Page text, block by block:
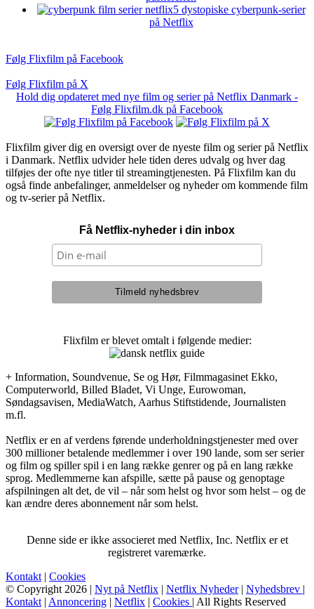
5 dystopiske cyberpunk-serier
på Netflix
Følg Flixfilm på Facebook
Følg Flixfilm på X
Hold dig opdateret med nye film og serier på Netflix Danmark -
Følg Flixfilm.dk på Facebook
Flixfilm giver dig en oversigt over de nyeste film og serier på Netflix
i Danmark. Netflix udvider hele tiden deres udvalg og hver dag
tilføjes der ofte nye titler til streamingtjenesten. På Flixfilm kan du
også finde anbefalinger, anmeldelser og nyheder om kommende film
og tv-serier på Netflix.
Få Netflix-nyheder i din inbox
Flixfilm er blevet omtalt i følgende medier:
+ Information, Soundvenue, Se og Hør, Filmmagasinet Ekko,
Computerworld, Billed Bladet, Vi Unge, Eurowoman,
Søndagsavisen, MediaWatch, Aarhus Stiftstidende, Journalisten
m.fl.
Netflix er en af verdens førende underholdningstjenester med over
300 millioner betalende medlemmer i over 190 lande, som ser serier
og film og spiller spil i en lang række genrer og på en lang række
sprog. Medlemmerne kan afspille, sætte på pause og genoptage
afspilningen alt det, de vil – når som helst og hvor som helst – og de
kan ændre deres abonnement når som helst.
Denne side er ikke associeret med Netflix, Inc. Netflix er et
registreret varemærke.
Kontakt | Cookies
© Copyright 2026 | Nyt på Netflix | Netflix Nyheder| Nyhedsbrev |
Kontakt | Annoncering | Netflix | Cookies | All Rights Reserved